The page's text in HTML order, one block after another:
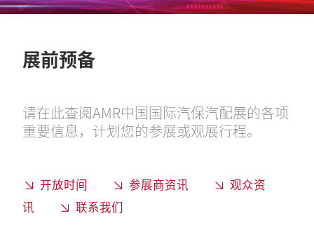
展前预备
请在此查阅AMR中国国际汽保汽配展的各项
重要信息，计划您的参展或观展行程。
开放时间 参展商资讯
观众资
讯
联系我们